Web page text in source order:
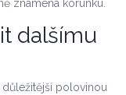
znamená korunku.
dalšímu
důležitější polovinou